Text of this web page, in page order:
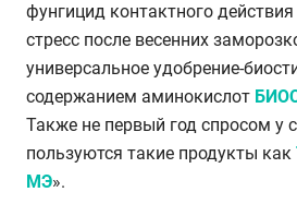
фунгицид контактного действия
стресс после весенних
универсальное удобрение-
содержанием аминокислот
Также не первый год спросом у
пользуются такие продукты как
МЭ».